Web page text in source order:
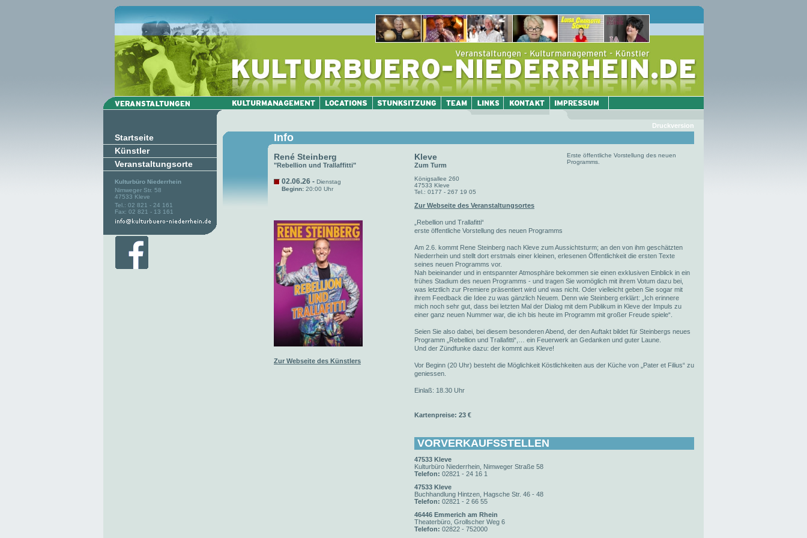
Startseite
Künstler
Veranstaltungsorte
Kulturbüro Niederrhein
Nimweger Str. 58
47533 Kleve
Tel.: 02 821 - 24 161
Fax: 02 821 - 13 161
Druckversion
Info
René Steinberg
"Rebellion und Trallaffitti"
02.06.26 - Dienstag
Beginn: 20:00 Uhr
Kleve
Zum Turm
Königsallee 260
47533 Kleve
Tel.: 0177 - 267 19 05
Zur Webseite des Veranstaltungsortes
Erste öffentliche Vorstellung des neuen
Programms.
Zur Webseite des Künstlers
„Rebellion und Trallafitti“
erste öffentliche Vorstellung des neuen Programms
Am 2.6. kommt Rene Steinberg nach Kleve zum Aussichtsturm; an den von ihm geschätzten
Niederrhein und stellt dort erstmals einer kleinen, erlesenen Öffentlichkeit die ersten Texte
seines neuen Programms vor.
Nah beieinander und in entspannter Atmosphäre bekommen sie einen exklusiven Einblick in ein
frühes Stadium des neuen Programms - und tragen Sie womöglich mit ihrem Votum dazu bei,
was letztlich zur Premiere präsentiert wird und was nicht. Oder vielleicht geben Sie sogar mit
ihrem Feedback die Idee zu was gänzlich Neuem. Denn wie Steinberg erklärt: „Ich erinnere
mich noch sehr gut, dass bei letzten Mal der Dialog mit dem Publikum in Kleve der Impuls zu
einer ganz neuen Nummer war, die ich bis heute im Programm mit großer Freude spiele“.
Seien Sie also dabei, bei diesem besonderen Abend, der den Auftakt bildet für Steinbergs neues
Programm „Rebellion und Trallafitti“,… ein Feuerwerk an Gedanken und guter Laune.
Und der Zündfunke dazu: der kommt aus Kleve!
Vor Beginn (20 Uhr) besteht die Möglichkeit Köstlichkeiten aus der Küche von „Pater et Filius“ zu
geniessen.
Einlaß: 18.30 Uhr
Kartenpreise: 23 €
VORVERKAUFSSTELLEN
47533 Kleve
Kulturbüro Niederrhein, Nimweger Straße 58
Telefon: 02821 - 24 16 1
47533 Kleve
Buchhandlung Hintzen, Hagsche Str. 46 - 48
Telefon: 02821 - 2 66 55
46446 Emmerich am Rhein
Theaterbüro, Grollscher Weg 6
Telefon: 02822 - 752000